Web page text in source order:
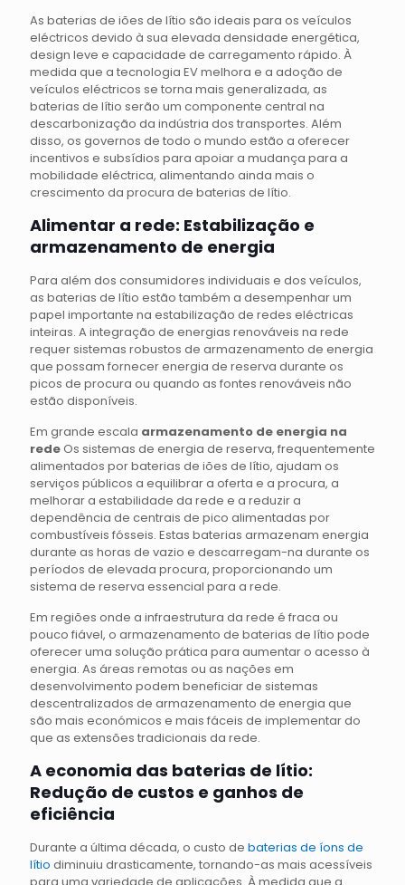
As baterias de iões de lítio são ideais para os veículos
eléctricos devido à sua elevada densidade energética,
design leve e capacidade de carregamento rápido. À
medida que a tecnologia EV melhora e a adoção de
veículos eléctricos se torna mais generalizada, as
baterias de lítio serão um componente central na
descarbonização da indústria dos transportes. Além
disso, os governos de todo o mundo estão a oferecer
incentivos e subsídios para apoiar a mudança para a
mobilidade eléctrica, alimentando ainda mais o
crescimento da procura de baterias de lítio.
Alimentar a rede: Estabilização e
armazenamento de energia
Para além dos consumidores individuais e dos veículos,
as baterias de lítio estão também a desempenhar um
papel importante na estabilização de redes eléctricas
inteiras. A integração de energias renováveis na rede
requer sistemas robustos de armazenamento de energia
que possam fornecer energia de reserva durante os
picos de procura ou quando as fontes renováveis não
estão disponíveis.
Em grande escala armazenamento de energia na
redeOs sistemas de energia de reserva, frequentemente
alimentados por baterias de iões de lítio, ajudam os
serviços públicos a equilibrar a oferta e a procura, a
melhorar a estabilidade da rede e a reduzir a
dependência de centrais de pico alimentadas por
combustíveis fósseis. Estas baterias armazenam energia
durante as horas de vazio e descarregam-na durante os
períodos de elevada procura, proporcionando um
sistema de reserva essencial para a rede.
Em regiões onde a infraestrutura da rede é fraca ou
pouco fiável, o armazenamento de baterias de lítio pode
oferecer uma solução prática para aumentar o acesso à
energia. As áreas remotas ou as nações em
desenvolvimento podem beneficiar de sistemas
descentralizados de armazenamento de energia que
são mais económicos e mais fáceis de implementar do
que as extensões tradicionais da rede.
A economia das baterias de lítio:
Redução de custos e ganhos de
eficiência
Durante a última década, o custo de baterias de íons de
lítio diminuiu drasticamente, tornando-as mais acessíveis